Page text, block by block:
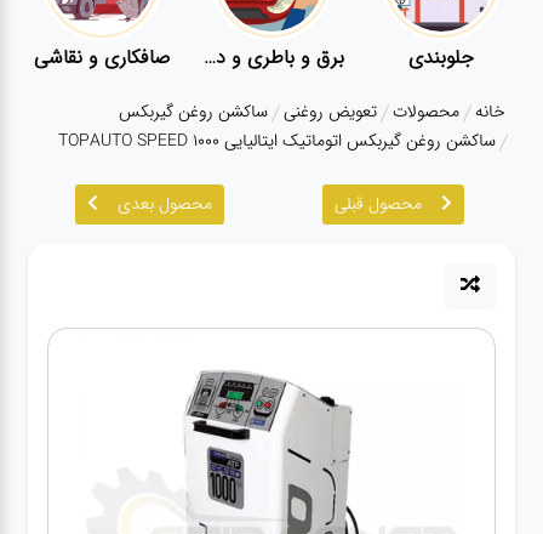
ارتباط
درباره
ما
آپاراتی
جلوبندی برق و باطری و دیاگ صافکاری و نقاشی
خانه محصولات تعویض روغنی ساکشن روغن گیربکس
ساکشن روغن گیربکس اتوماتیک ایتالیایی TOPAUTO SPEED 1000
محصول قبلی محصول بعدی